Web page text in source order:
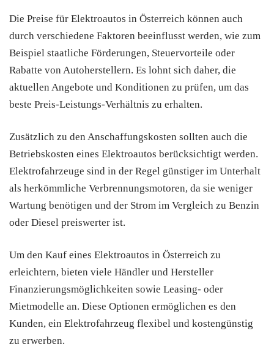
Die Preise für Elektroautos in Österreich können auch
durch verschiedene Faktoren beeinflusst werden, wie zum
Beispiel staatliche Förderungen, Steuervorteile oder
Rabatte von Autoherstellern. Es lohnt sich daher, die
aktuellen Angebote und Konditionen zu prüfen, um das
beste Preis-Leistungs-Verhältnis zu erhalten.
Zusätzlich zu den Anschaffungskosten sollten auch die
Betriebskosten eines Elektroautos berücksichtigt werden.
Elektrofahrzeuge sind in der Regel günstiger im Unterhalt
als herkömmliche Verbrennungsmotoren, da sie weniger
Wartung benötigen und der Strom im Vergleich zu Benzin
oder Diesel preiswerter ist.
Um den Kauf eines Elektroautos in Österreich zu
erleichtern, bieten viele Händler und Hersteller
Finanzierungsmöglichkeiten sowie Leasing- oder
Mietmodelle an. Diese Optionen ermöglichen es den
Kunden, ein Elektrofahrzeug flexibel und kostengünstig
zu erwerben.